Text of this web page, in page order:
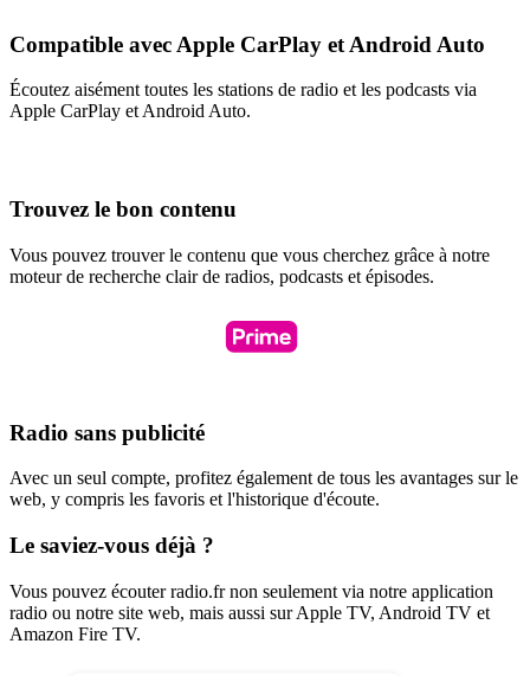
Compatible avec Apple CarPlay et Android Auto
Écoutez aisément toutes les stations de radio et les podcasts via
Apple CarPlay et Android Auto.
Trouvez le bon contenu
Vous pouvez trouver le contenu que vous cherchez grâce à notre
moteur de recherche clair de radios, podcasts et épisodes.
Radio sans publicité
Avec un seul compte, profitez également de tous les avantages sur le
web, y compris les favoris et l'historique d'écoute.
Le saviez-vous déjà ?
Vous pouvez écouter radio.fr non seulement via notre application
radio ou notre site web, mais aussi sur Apple TV, Android TV et
Amazon Fire TV.